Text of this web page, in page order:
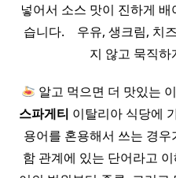
넣어서 소스 맛이 진하게
습니다. ​ ​ ​ 우유, 생크림, 치
지 않고 묵직
알고 먹으면 더 맛있는
스파게티 이탈리아 식당에
용어를 혼용해서 쓰는 경
함 관계에 있는 단어라고